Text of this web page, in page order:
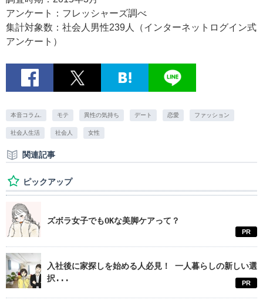
アンケート：フレッシャーズ調べ
集計対象数：社会人男性239人（インターネットログイン式
アンケート）
本音コラム. モテ 異性の気持ち デート 恋愛 ファッション
社会人生活 社会人 女性
関連記事
ピックアップ
ズボラ女子でもOKな美脚ケアって？
PR
入社後に家探しを始める人必見！ 一人暮らしの新しい選
択...
PR